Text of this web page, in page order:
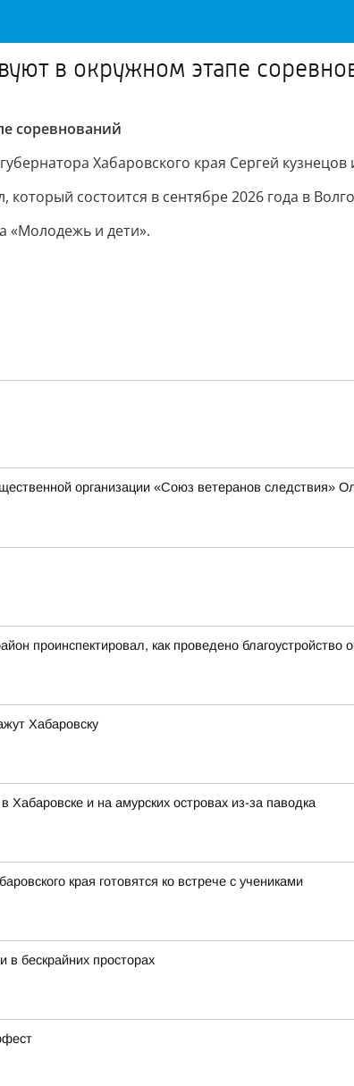
в окружном этапе
соревнований
Хабаровского края Сергей
состоится в сентябре 2026 года в
«Молодежь и дети».
организации «Союз ветеранов следствия»
проинспектировал, как проведено
Хабаровску
и на амурских островах из-за паводка
края готовятся ко встрече с учениками
в бескрайних просторах